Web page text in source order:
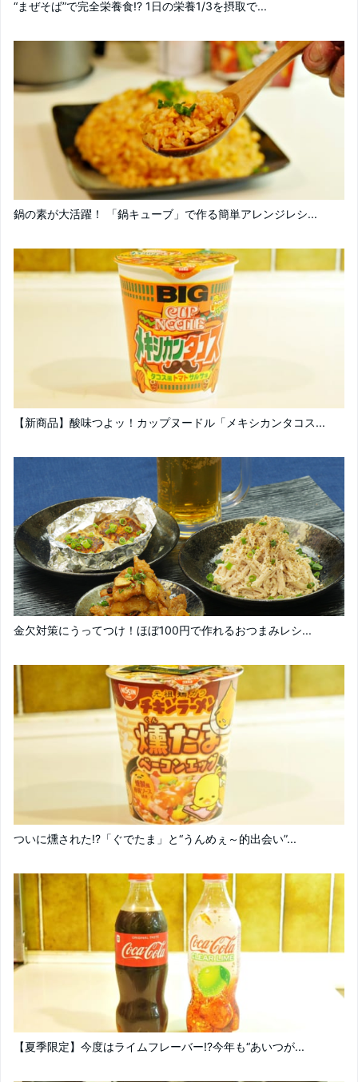
“まぜそば”で完全栄養食!? 1日の栄養1/3を摂取で...
鍋の素が大活躍！ 「鍋キューブ」で作る簡単アレンジレシ...
【新商品】酸味つよッ！カップヌードル「メキシカンタコス...
金欠対策にうってつけ！ほぼ100円で作れるおつまみレシ...
ついに燻された!?「ぐでたま」と“うんめぇ～的出会い”...
【夏季限定】今度はライムフレーバー!?今年も“あいつが...